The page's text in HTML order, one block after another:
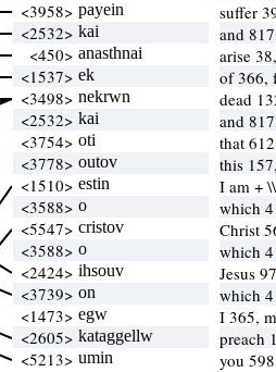
<3958> payein
suffer
<2532> kai
and
<450> anasthnai
arise
<1537> ek
of 366,
<3498> nekrwn
dead
<2532> kai
and
<3754> oti
that
<3778> outov
this
<1510> estin
I am +
<3588> o
which
<5547> cristov
Christ
<3588> o
which
<2424> ihsouv
Jesus
<3739> on
which
<1473> egw
I 365,
<2605> kataggellw
preach
<5213> umin you